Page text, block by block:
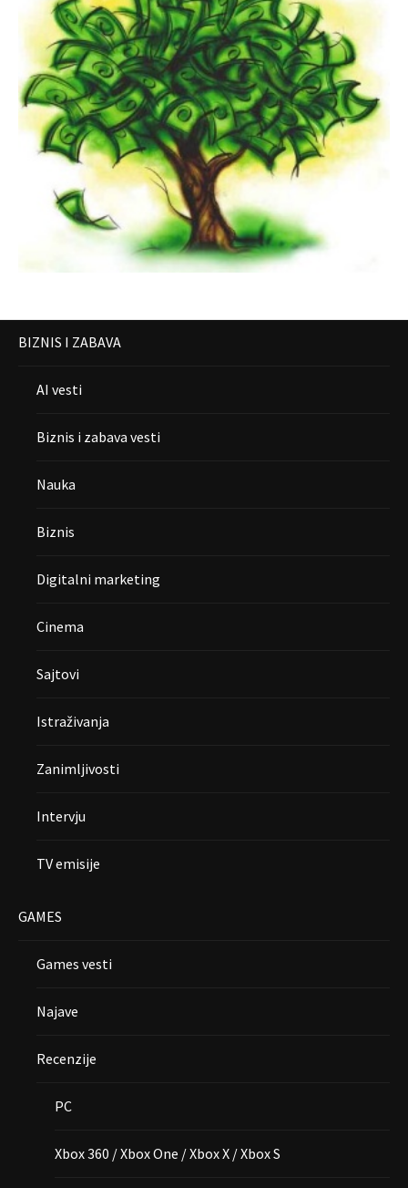
BIZNIS I ZABAVA
AI vesti
Biznis i zabava vesti
Nauka
Biznis
Digitalni marketing
Cinema
Sajtovi
Istraživanja
Zanimljivosti
Intervju
TV emisije
GAMES
Games vesti
Najave
Recenzije
PC
Xbox 360 / Xbox One / Xbox X / Xbox S